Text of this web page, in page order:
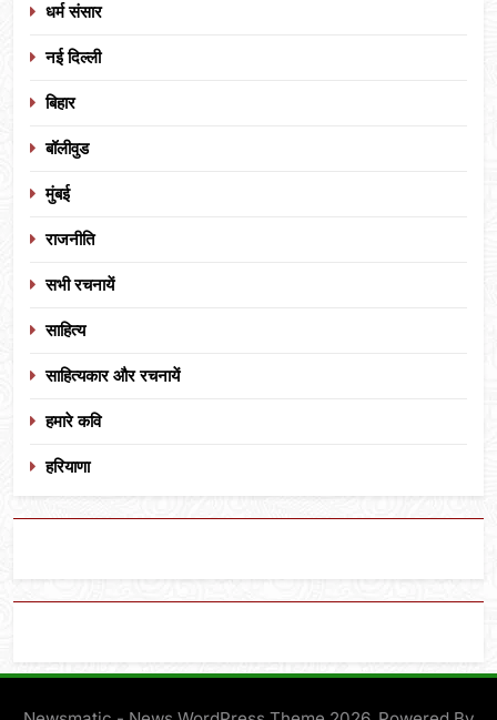
धर्म संसार
नई दिल्ली
बिहार
बॉलीवुड
मुंबई
राजनीति
सभी रचनायें
साहित्य
साहित्यकार और रचनायें
हमारे कवि
हरियाणा